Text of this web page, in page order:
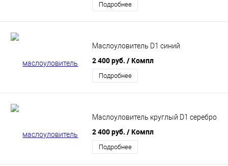
Подробнее
Маслоуловитель D1 синий
2 400 руб. / Компл
Подробнее
Маслоуловитель круглый D1 серебро
2 400 руб. / Компл
Подробнее